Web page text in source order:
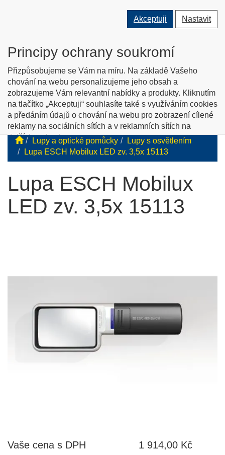
Akceptuji Nastavit
Principy ochrany soukromí
Přizpůsobujeme se Vám na míru. Na základě Vašeho
chování na webu personalizujeme jeho obsah a
zobrazujeme Vám relevantní nabídky a produkty. Kliknutím
na tlačítko „Akceptuji“ souhlasíte také s využíváním cookies
a předáním údajů o chování na webu pro zobrazení cílené
reklamy na sociálních sítích a v reklamních sítích na
dalších webech.
Personalizaci a cílenou reklamu si můžete podrobněji
Přepnout
uživatele
Přepnout
vyhledávání
O nás Kontakty Jak nakupovat Katalog zboží
English info
Tyflopomůcky
Prodej zboží pro zrakově postižené
Lupy a optické pomůcky
Lupy s osvětlením
Lupa ESCH Mobilux LED zv. 3,5x 15113
Lupa ESCH Mobilux
LED zv. 3,5x 15113
Vaše cena s DPH
1 914,00 Kč